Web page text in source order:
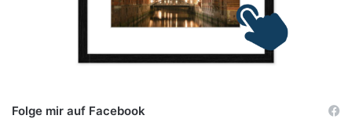
Folge mir auf Facebook